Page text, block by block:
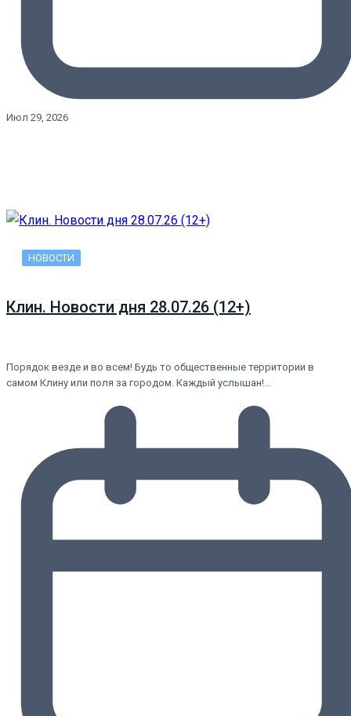
Июл 29, 2026
НОВОСТИ
Клин. Новости дня 28.07.26 (12+)
Порядок везде и во всем! Будь то общественные территории в
самом Клину или поля за городом. Каждый услышан!…